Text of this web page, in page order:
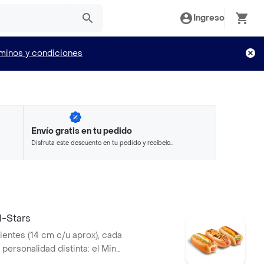
Ingreso
y condiciones
Envío gratis en tu pedido
Disfruta este descuento en tu pedido y recíbelo
Stars
(14 cm c/u aprox), cada
personalidad distinta: el Mini